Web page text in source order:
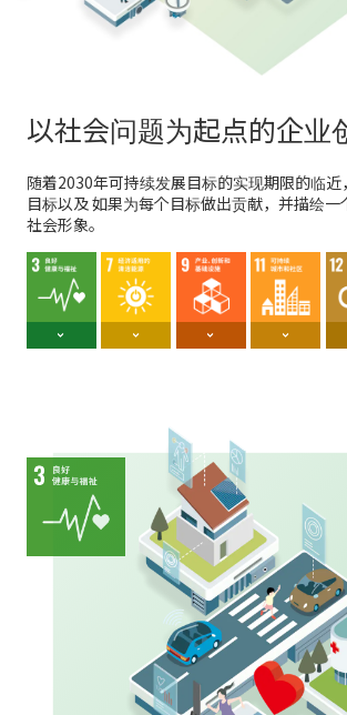
以社会问题为起点的企业
随着2030年可持续发展目标的实现期限的临
目标以及如果为每个目标做出贡献，并描绘一
社会形象。